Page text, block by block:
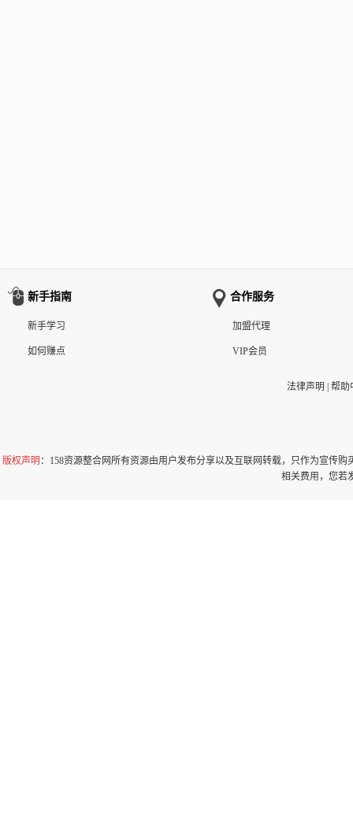
新手指南
新手学习
如何赚点
合作服务
加盟代理
VIP会员
法律声明 帮助
版权声明 ：158资源整合网所有资源由用户发布分享以及互联网转载，只作为宣传
相关费用，您若